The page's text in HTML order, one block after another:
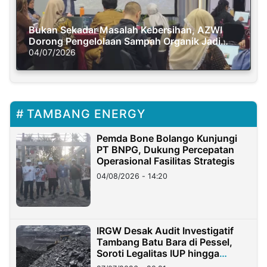
Bukan Sekadar Masalah Kebersihan, AZWI
Dorong Pengelolaan Sampah Organik Jadi
Solusi Krisis Iklim
04/07/2026
TAMBANG ENERGY
Pemda Bone Bolango Kunjungi
PT BNPG, Dukung Percepatan
Operasional Fasilitas Strategis
04/08/2026 - 14:20
IRGW Desak Audit Investigatif
Tambang Batu Bara di Pessel,
Soroti Legalitas IUP hingga